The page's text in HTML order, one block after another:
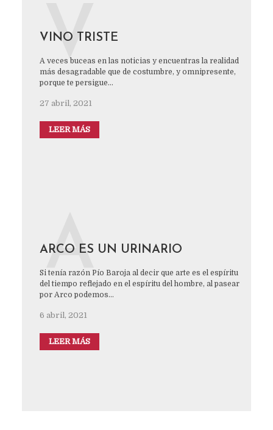
VINO TRISTE
A veces buceas en las noticias y encuentras la realidad
más desagradable que de costumbre, y omnipresente,
porque te persigue...
27 abril, 2021
V
LEER MÁS
ARCO ES UN URINARIO
Si tenía razón Pío Baroja al decir que arte es el espíritu
del tiempo reflejado en el espíritu del hombre, al pasear
por Arco podemos...
6 abril, 2021
A
LEER MÁS